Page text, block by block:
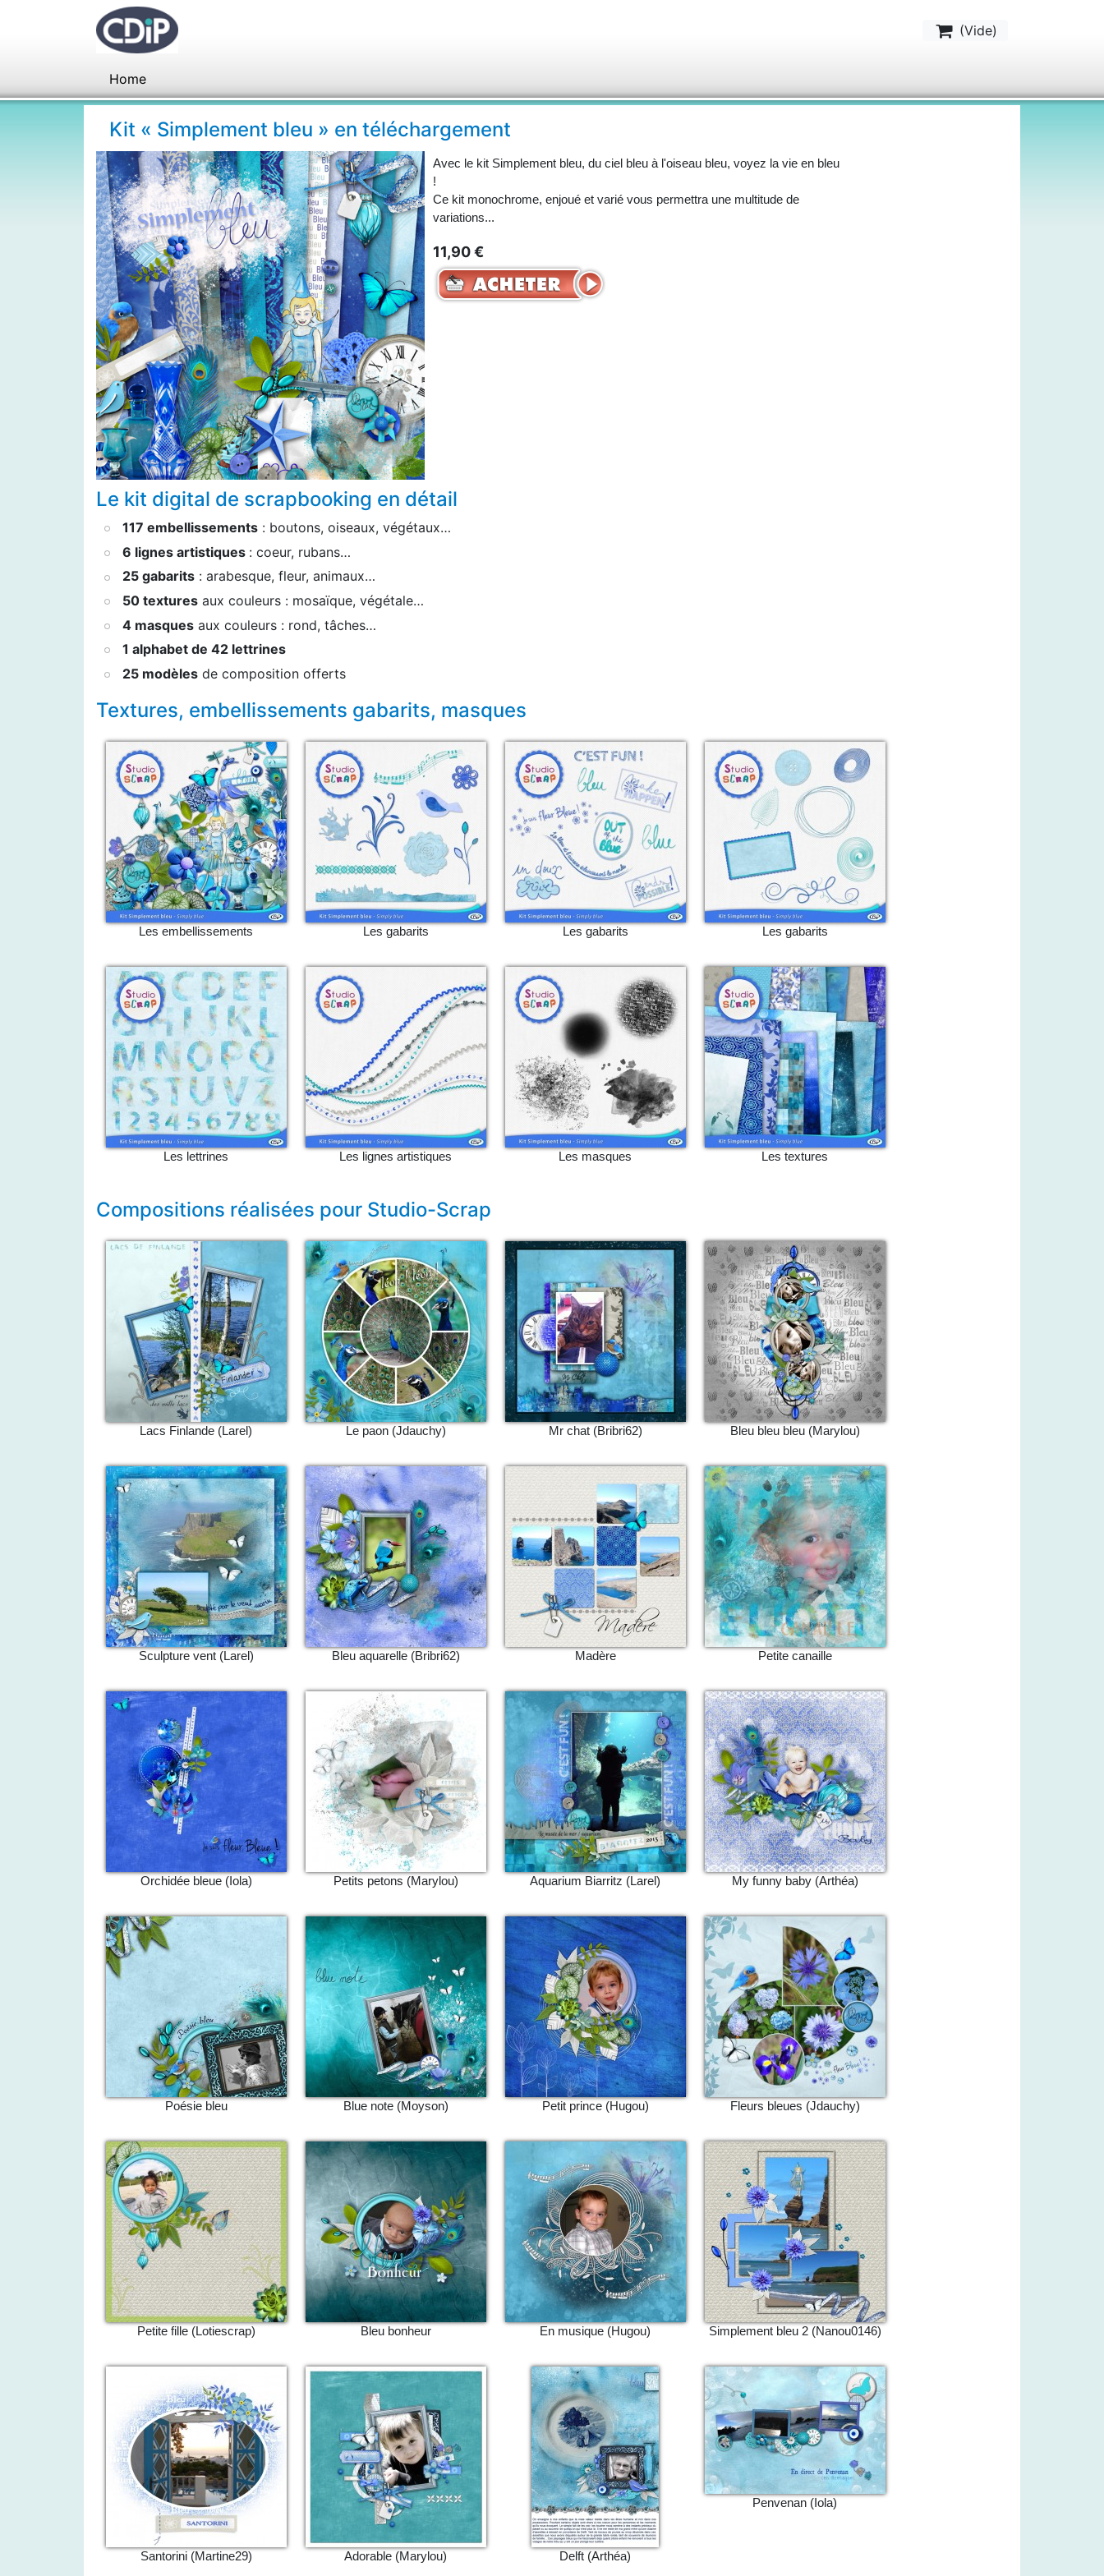
(Vide)
Home
Kit « Simplement bleu » en téléchargement
Avec le kit Simplement bleu, du ciel bleu à l'oiseau bleu, voyez la vie en bleu
!
Ce kit monochrome, enjoué et varié vous permettra une multitude de
variations...
11,90 €
Le kit digital de scrapbooking en détail
117 embellissements : boutons, oiseaux, végétaux…
6 lignes artistiques : coeur, rubans…
25 gabarits : arabesque, fleur, animaux…
50 textures aux couleurs : mosaïque, végétale…
4 masques aux couleurs : rond, tâches…
1 alphabet de 42 lettrines
25 modèles de composition offerts
Textures, embellissements gabarits, masques
Les embellissements Les gabarits Les gabarits Les gabarits
Les lettrines Les lignes artistiques Les masques Les textures
Compositions réalisées pour Studio-Scrap
Lacs Finlande (Larel) Le paon (Jdauchy) Mr chat (Bribri62) Bleu bleu bleu (Marylou)
Sculpture vent (Larel) Bleu aquarelle (Bribri62) Madère Petite canaille
Orchidée bleue (Iola) Petits petons (Marylou) Aquarium Biarritz (Larel) My funny baby (Arthéa)
Poésie bleu Blue note (Moyson) Petit prince (Hugou) Fleurs bleues (Jdauchy)
Petite fille (Lotiescrap) Bleu bonheur En musique (Hugou) Simplement bleu 2 (Nanou0146)
Santorini (Martine29) Adorable (Marylou) Delft (Arthéa)
Penvenan (Iola)